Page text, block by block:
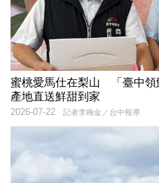
蜜桃愛馬仕在梨山 「臺中領
產地直送鮮甜到家
記者李梅金／台中報導
2026-07-22